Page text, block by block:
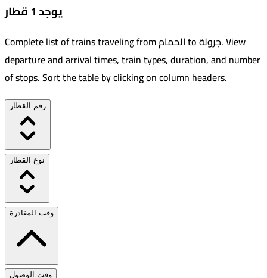
يوجد 1 قطار
Complete list of trains traveling fromالحمامtoجرولة.View
departure and arrival times, train types, duration, and number
of stops. Sort the table by clicking on column headers.
رقم القطار
نوع القطار
وقت المغادرة
وقت الوصول